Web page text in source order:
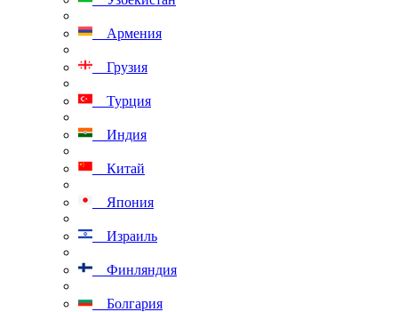
Армения
Грузия
Турция
Индия
Китай
Япония
Израиль
Финляндия
Болгария